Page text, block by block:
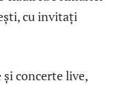
cu invitați
concerte live,